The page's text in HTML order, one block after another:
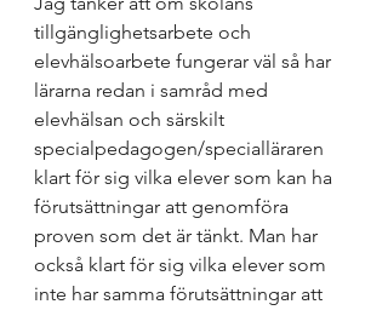
tillgänglighetsarbete och
elevhälsoarbete fungerar väl så har
lärarna redan i samråd med
elevhälsan och särskilt
specialpedagogen/specialläraren
klart för sig vilka elever som kan ha
förutsättningar att genomföra
proven som det är tänkt. Man har
också klart för sig vilka elever som
inte har samma förutsättningar att